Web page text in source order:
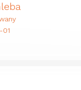
01